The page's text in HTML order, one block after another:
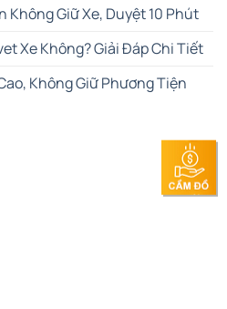
Không Giữ Xe, Duyệt 10 Phút
Xe Không? Giải Đáp Chi Tiết
Không Giữ Phương Tiện